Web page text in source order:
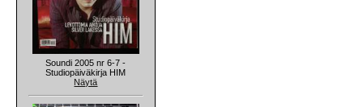
Soundi 2005 nr 6-7 -
Studiopäiväkirja HIM
Näytä